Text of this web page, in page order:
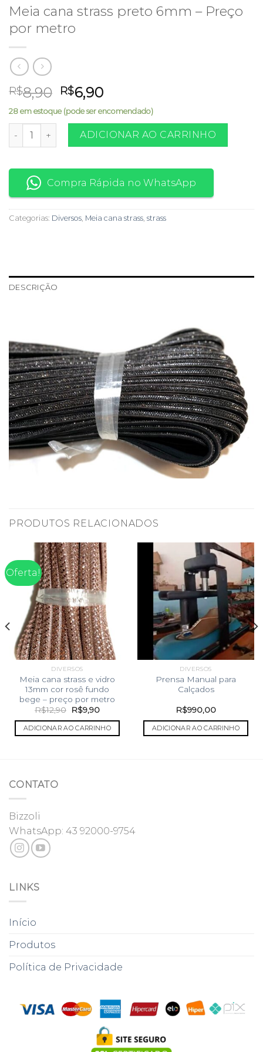
Meia cana strass preto 6mm – Preço
por metro
R$8,90 O
preço
original
era:
R$8,90.
R$6,90O
preço
atual
é:
R$6,90.
28 em estoque (pode ser encomendado)
Meia cana strass preto 6mm - Preço por metro quantidade
ADICIONAR AO CARRINHO
Compra Rápida no WhatsApp
Categorias: Diversos, Meia cana strass, strass
DESCRIÇÃO
PRODUTOS RELACIONADOS
Oferta!
DIVERSOS
Meia cana strass e vidro
13mm cor rosê fundo
bege – preço por metro
R$12,90
O
preço
original
era:
R$9,90O
atual
é:
ADICIONAR AO CARRINHO
DIVERSOS
Prensa Manual para
Calçados
R$990,00
ADICIONAR AO CARRINHO
CONTATO
Bizzoli
WhatsApp: 43 92000-9754
LINKS
Início
Produtos
Política de Privacidade